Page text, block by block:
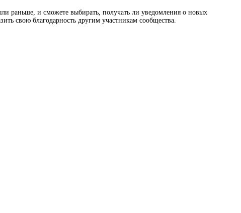
раньше, и сможете выбирать, получать ли уведомления о новых
свою благодарность другим участникам сообщества.